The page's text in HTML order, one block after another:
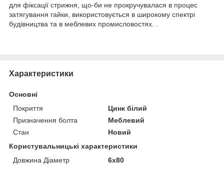
для фіксації стрижня, що-би не прокручувалася в процес
затягування гайки, використовується в широкому спектрі
будівництва та в меблевих промисловостях. .
Характеристики
Основні
Покриття
Цинк білий
Призначення болта
Меблевий
Стан
Новий
Користувальницькі характеристики
Довжина Діаметр
6х80